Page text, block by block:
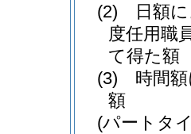
(2)
日額
度任用職
て得た額
(3)
時間
額
(パートタ